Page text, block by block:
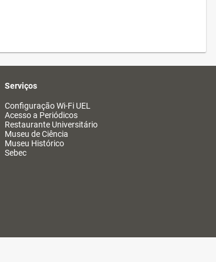
Serviços
Configuração Wi-Fi UEL
Acesso a Periódicos
Restaurante Universitário
Museu de Ciência
Museu Histórico
Sebec